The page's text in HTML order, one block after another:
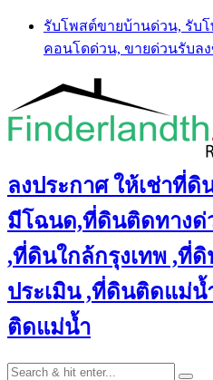
Skip
content
รับโพสต์ขายบ้านด่วน, รับ
คอนโดด่วน, ขายด่วนรับล
ลงประกาศ ให้เช่าที่
มีโฉนด,ที่ดินติดทางด่
,ที่ดินใกล้กรุงเทพ ,ที่
ประเมิน ,ที่ดินติดแม่
ติดแม่น้ำ